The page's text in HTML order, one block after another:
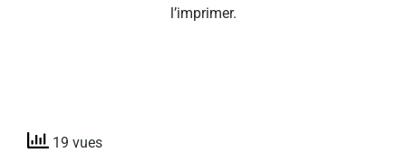
l’imprimer.
19 vues